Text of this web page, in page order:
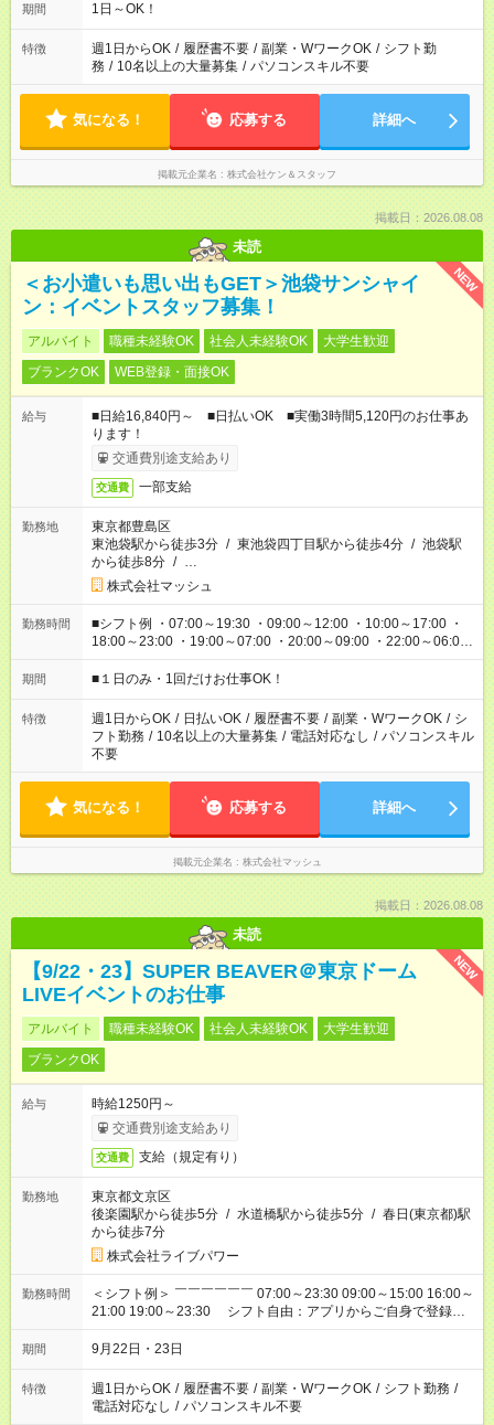
期間 1日～OK！
特徴 週1日からOK / 履歴書不要 / 副業・WワークOK / シフト勤
務 / 10名以上の大量募集 / パソコンスキル不要
気になる！ 応募する 詳細へ
掲載元企業名 株式会社ケン＆スタッフ
掲載日：2026.08.08
未読
NEW
＜お小遣いも思い出もGET＞池袋サンシャイ
ン：イベントスタッフ募集！
アルバイト 職種未経験OK 社会人未経験OK
大学生歓迎
ブランクOK
WEB登録・面接OK
給与
■日給16,840円～ ■日払いOK ■実働3時間5,120円のお仕事あ
ります！
交通費別途支給あり
交通費 一部支給
勤務地
東京都豊島区
東池袋駅から徒歩3分 / 東池袋四丁目駅から徒歩4分 / 池袋駅
から徒歩8分 / …
株式会社マッシュ
勤務時間
■シフト例 ・07:00～19:30 ・09:00～12:00 ・10:00～17:00 ・
18:00～23:00 ・19:00～07:00 ・20:00～09:00 ・22:00～06:00
etc ★最短で3時間で5,120円のお仕事から 15時間で2万円近く稼
げるお仕事も！ ご希望のお時間に合わせてご紹介！ ※シフトは
ください！
期間 ■１日のみ・1回だけお仕事OK！
特徴 週1日からOK / 日払いOK / 履歴書不要 / 副業・WワークOK / シ
フト勤務 / 10名以上の大量募集 / 電話対応なし / パソコンスキル
不要
気になる！ 応募する 詳細へ
掲載元企業名 株式会社マッシュ
掲載日：2026.08.08
未読
NEW
【9/22・23】SUPER BEAVER＠東京ドーム
LIVEイベントのお仕事
アルバイト 職種未経験OK 社会人未経験OK
大学生歓迎
ブランクOK
給与
時給1250円～
交通費別途支給あり
交通費 支給（規定有り）
勤務地
東京都文京区
後楽園駅から徒歩5分 / 水道橋駅から徒歩5分 / 春日(東京都)駅
から徒歩7分
株式会社ライブパワー
勤務時間
＜シフト例＞ ￣￣￣￣￣￣ 07:00～23:30 09:00～15:00 16:00～
21:00 19:00～23:30 シフト自由：アプリからご自身で登録し
ていただきます ※時間は変更となる可能性があります
期間 9月22日・23日
特徴 週1日からOK / 履歴書不要 / 副業・WワークOK / シフト勤務 /
電話対応なし / パソコンスキル不要